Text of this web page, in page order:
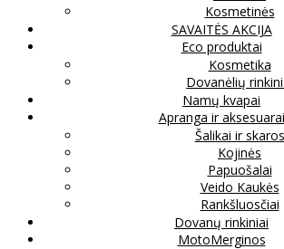
Kosmetinės
SAVAITĖS AKCIJA
Eco produktai
Kosmetika
Dovanėlių
Namų kvapai
Apranga ir aksesuarai
Šalikai ir skaros
Kojinės
Papuošalai
Veido Kaukės
Rankšluosčiai
Dovanų rinkiniai
MotoMerginos